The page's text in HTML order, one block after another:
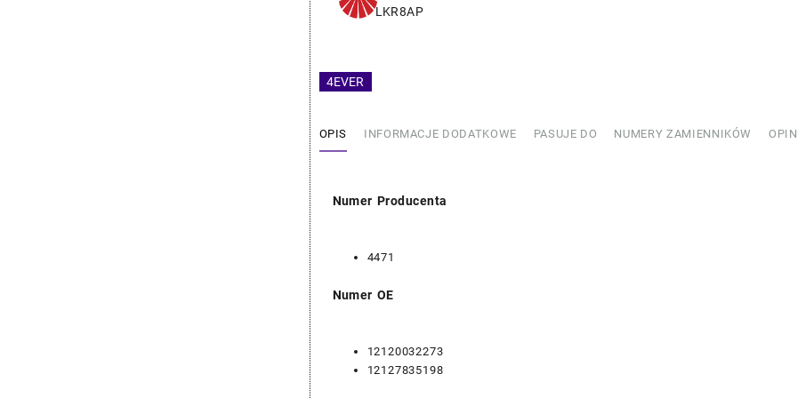
4EVER
– LKR8AP
OPIS INFORMACJE DODATKOWE PASUJE DO NUMERY ZAMIENNIKÓW
Numer Producenta
4471
Numer OE
12120032273
12127835198